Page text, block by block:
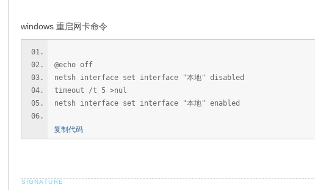
windows 重启网卡命令
@echo off
netsh interface set interface "本地" disabled
timeout /t 5 >nul
netsh interface set interface "本地" enabled
复制代码